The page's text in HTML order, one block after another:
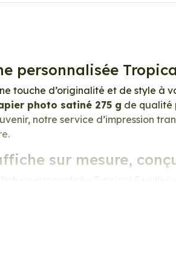
personnalisée
touche d’originalité et de style à
photo satiné 275 g de qualité
notre service d’impression
sur mesure,
vos émotions et votre style.
exceptionnelle. Les couleurs sont